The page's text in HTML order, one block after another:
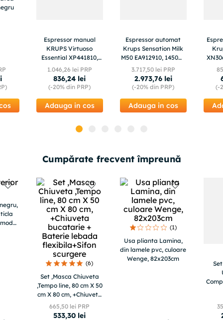
Espressor manual
KRUPS Virtuoso
Essential XP441810,
sistem ThermoBlock,
rezervor apa de 1 L,
design compact,
1.046,26 lei PRP
836,24 lei
(-20% din PRP)
Adauga in cos
Espressor automat
Krups Sensation Milk
M50 EA912910, 1450W,
15 bari, 6 retete, ecran
tactil, 260g, 1.7l, 3
trepte
3.717,50lei PRP
2.973,76 lei
(-20% din PRP)
Adauga in cos
(-
Cumpărate frecvent împreună
(6)
Set ,Masca Chiuveta
,Tempo line, 80 cm X 50
cm X 80 cm, +Chiuveta
bucatarie + Baterie
lebada flexibila+Sifon
665,50 lei PRP
533,30 lei
(1)
Usa plianta Lamina,
din lamele pvc, culoare
Wenge, 82x203cm